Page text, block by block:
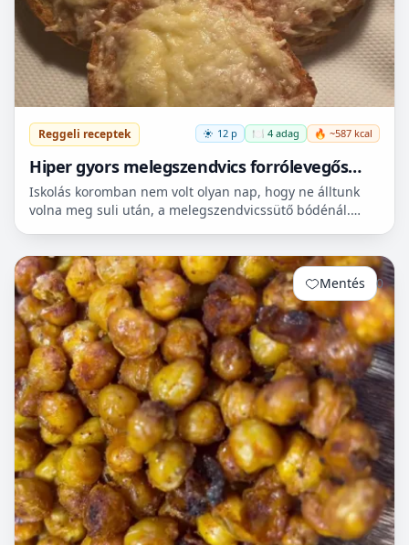
Reggeli receptek 12 p 🍽️ 4 adag 🔥 ~587 kcal
Hiper gyors melegszendvics forrólevegős
sütőbe
Iskolás koromban nem volt olyan nap, hogy ne álltunk
volna meg suli után, a melegszendvicssütő bódénál.
Mentés 0